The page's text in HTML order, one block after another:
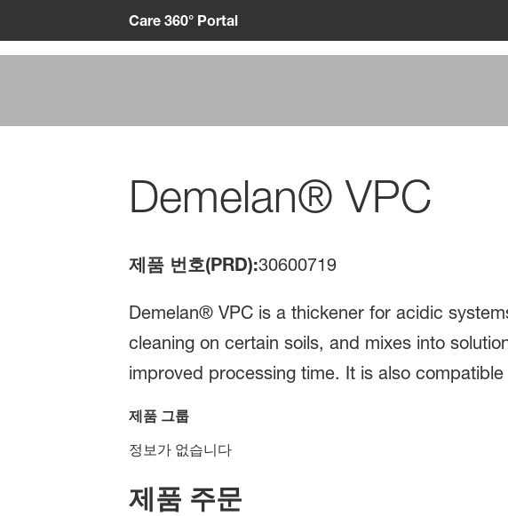
Care 360° Portal
Demelan® VPC
제품 번호(PRD):30600719
Demelan® VPC is a thickener for acidic
cleaning on certain soils, and mixes into
improved processing time. It is also
제품 그룹
정보가 없습니다
제품 주문